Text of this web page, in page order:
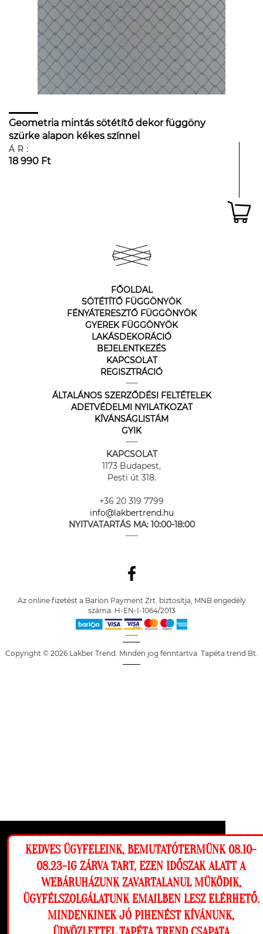
Ez a weboldal cookie-kat használ, hogy a
lehető legjobb élményt nyújtsa honlapunkon.
Beállítások
Engedélyezem
Geometria mintás sötétítő dekor függöny
szürke alapon kékes színnel
ÁR:
18 990 Ft
FŐOLDAL
SÖTÉTÍTŐ FÜGGÖNYÖK
FÉNYÁTERESZTŐ FÜGGÖNYÖK
GYEREK FÜGGÖNYÖK
LAKÁSDEKORÁCIÓ
BEJELENTKEZÉS
KAPCSOLAT
REGISZTRÁCIÓ
ÁLTALÁNOS SZERZŐDÉSI FELTÉTELEK
ADETVÉDELMI NYILATKOZAT
KÍVÁNSÁGLISTÁM
GYIK
KAPCSOLAT
1173 Budapest,
Pesti út 318.
+36 20 319 7799
info@lakbertrend.hu
NYITVATARTÁS MA: 10:00-18:00
Az online fizetést a Barion Payment Zrt. biztosítja, MNB engedély
száma: H-EN-I-1064/2013
Copyright © 2026 Lakber Trend. Minden jog fenntartva. Tapéta trend Bt.
KEDVES ÜGYFELEINK, BEMUTATÓTERMÜNK 08.10-
08.23-IG ZÁRVA TART, EZEN IDŐSZAK ALATT A
WEBÁRUHÁZUNK ZAVARTALANUL MÜKÖDIK,
ÜGYFÉLSZOLGÁLATUNK EMAILBEN LESZ ELÉRHETŐ.
MINDENKINEK JÓ PIHENÉST KÍVÁNUNK,